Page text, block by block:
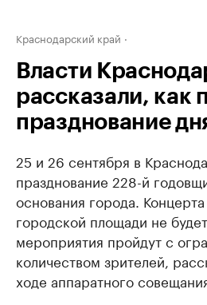
Краснодарский край
Власти
рассказали, как
празднование
25 и 26 сентября в
празднование 228-й
основания города.
городской площади не
мероприятия пройдут с
количеством зрителей,
ходе аппаратного